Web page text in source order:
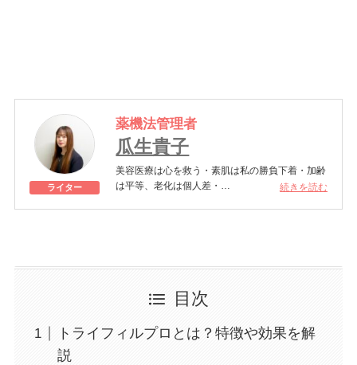
ライター
薬機法管理者
瓜生貴子
美容医療は心を救う・素肌は私の勝負下着・加齢
は平等、老化は個人差・
タ注射、いぼ除去、医療脱毛など
続きを読む
目次
トライフィルプロとは？特徴や効果を解
説